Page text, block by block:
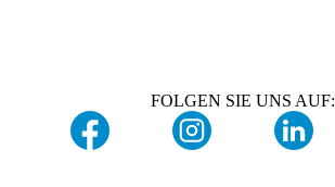
FOLGEN SIE UNS AUF: